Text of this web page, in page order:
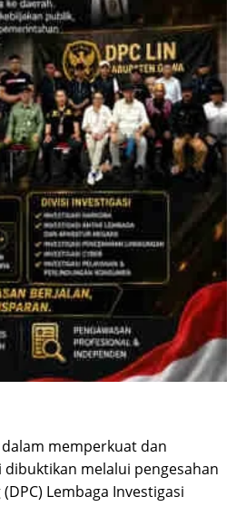
dalam memperkuat dan
melalui pengesahan
Lembaga Investigasi